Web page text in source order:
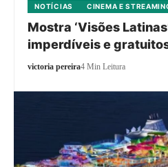
NOTÍCIAS CINEMA E
Mostra ‘Visões
imperdíveis e
victoria pereira4 Min Leitura